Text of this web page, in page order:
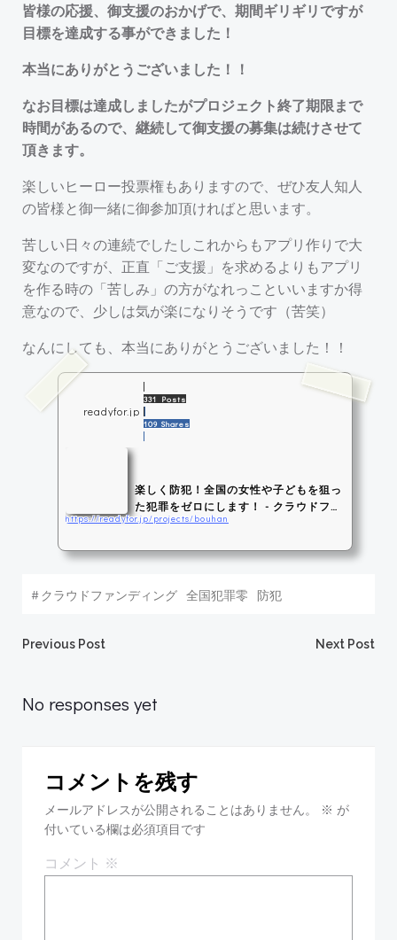
皆様の応援、御支援のおかげで、期間ギリギリですが
目標を達成する事ができました！
本当にありがとうございました！！
なお目標は達成しましたがプロジェクト終了期限まで
時間があるので、継続して御支援の募集は続けさせて
頂きます。
楽しいヒーロー投票権もありますので、ぜひ友人知人
の皆様と御一緒に御参加頂ければと思います。
苦しい日々の連続でしたしこれからもアプリ作りで大
変なのですが、正直「ご支援」を求めるよりもアプリ
を作る時の「苦しみ」の方がなれっこといいますか得
意なので、少しは気が楽になりそうです（苦笑）
なんにしても、本当にありがとうございました！！
readyfor.jp
331 Posts
109 Shares
楽しく防犯！全国の女性や子どもを狙っ
た犯罪をゼロにします！ - クラウドファ
ンデ...
https://readyfor.jp/projects/bouhan
卑劣な犯罪者から女性や子どもたちを守る、優しくてカッコ頼もしい防犯bot
#クラウドファンディング 全国犯罪零 防犯
投
稿
ビ
ゲ
ー
Previous Post
ビ
ゲ
ー
Next Post
No responses yet
コメントを残す
メールアドレスが公開されることはありません。 ※ が
付いている欄は必須項目です
コメント ※